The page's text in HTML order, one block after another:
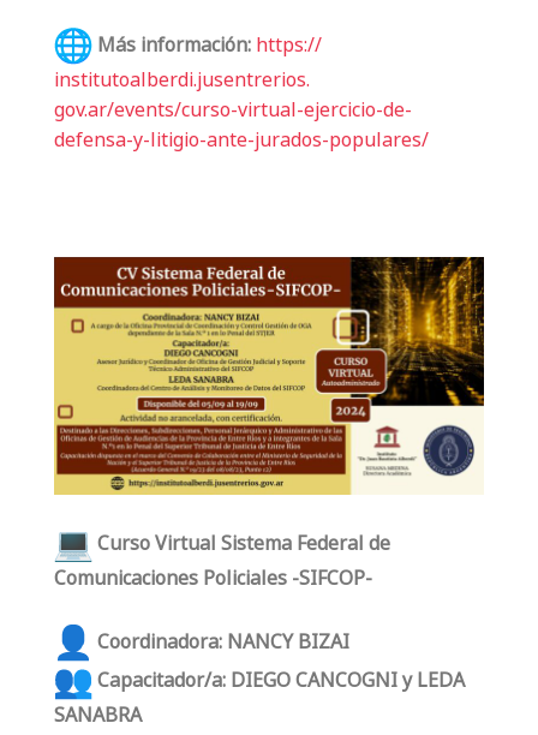
Más información:https://
institutoalberdi.jusentrerios.
gov.ar/events/curso-virtual-ejercicio-de-
defensa-y-litigio-ante-jurados-populares/
Curso Virtual Sistema Federal de
Comunicaciones Policiales -SIFCOP-
Coordinadora: NANCY BIZAI
Capacitador/a: DIEGO CANCOGNI y LEDA
SANABRA